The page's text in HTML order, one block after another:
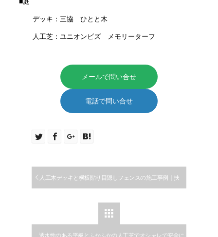
デッキ：三協 ひとと木
人工芝：ユニオンビズ メモリーターフ
メールで問い合せ
電話で問い合せ
人工木デッキと横板貼り目隠しフェンスの施工事例｜扶

透水性のある平板とふかふかの人工芝でオシャレで安全に